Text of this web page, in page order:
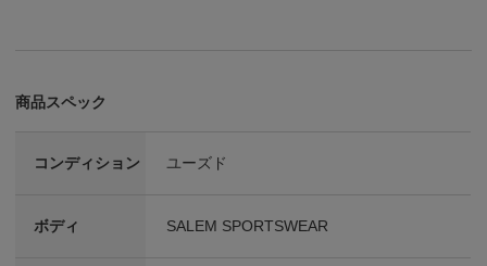
商品スペック
コンディション ユーズド
ボディ SALEM SPORTSWEAR